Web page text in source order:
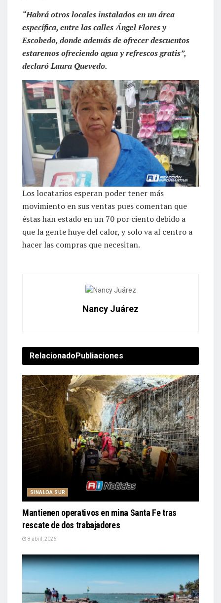
“Habrá otros locales instalados en un área
específica, entre las calles Ángel Flores y
Escobedo, donde además de ofrecer descuentos
estaremos ofreciendo agua y refrescos gratis”,
declaró Laura Quevedo.
Los locatarios esperan poder tener más
movimiento en sus ventas pues comentan que
éstas han estado en un 70 por ciento debido a
que la gente huye del calor, y solo va al centro a
hacer las compras que necesitan.
Nancy Juárez
Relacionado Publiaciones
SINALOA SUR
Mantienen operativos en mina Santa Fe tras
rescate de dos trabajadores
8 abril, 2026